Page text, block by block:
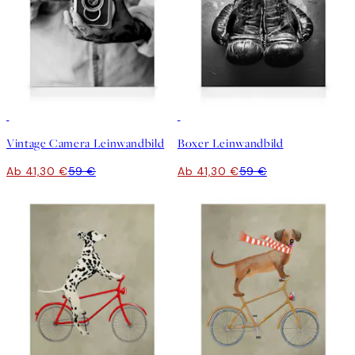
Vintage Camera Leinwandbild
Ab 41,30 €59 €
Boxer Leinwandbild
Ab 41,30 €59 €